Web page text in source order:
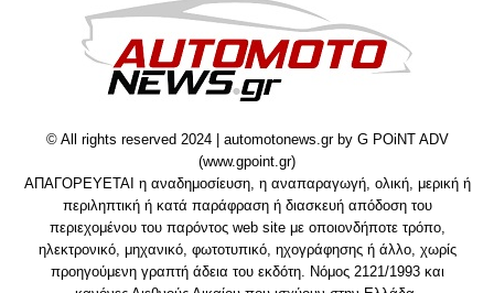
© All rights reserved 2024 | automotonews.gr by G POiNT ADV
(www.gpoint.gr)
ΑΠΑΓΟΡΕΥΕΤΑΙ η αναδημοσίευση, η αναπαραγωγή, ολική, μερική ή
περιληπτική ή κατά παράφραση ή διασκευή απόδοση του
περιεχομένου του παρόντος web site με οποιονδήποτε τρόπο,
ηλεκτρονικό, μηχανικό, φωτοτυπικό, ηχογράφησης ή άλλο, χωρίς
προηγούμενη γραπτή άδεια του εκδότη. Νόμος 2121/1993 και